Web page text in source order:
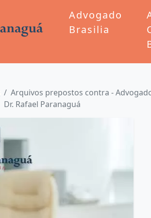
Advogado
Brasilia
Arquivos prepostos contra -
Dr. Rafael Paranaguá